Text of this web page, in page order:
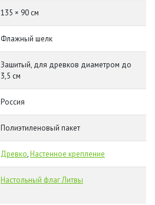
135 × 90 см
Флажный шелк
Зашитый, для древков диаметром до
3,5 см
Россия
Полиэтиленовый пакет
Древко,Настенное крепление
Настольный флаг Литвы